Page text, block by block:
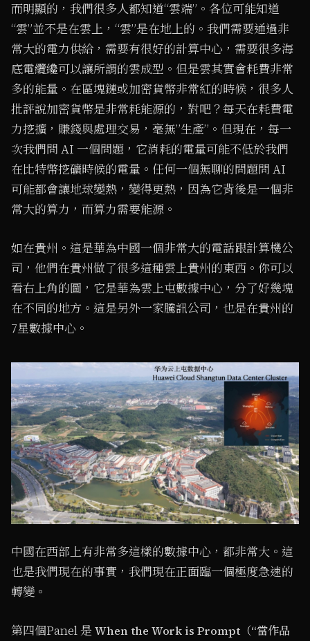
而明顯的，我們很多人都知道“雲端”。各位可能知道
“雲”並不是在雲上，“雲”是在地上的。我們需要通過非
常大的電力供給，需要有很好的計算中心，需要很多海
底電纜纔可以讓所謂的雲成型。但是雲其實會耗費非常
多的能量。在區塊鏈或加密貨幣非常紅的時候，很多人
批評說加密貨幣是非常耗能源的，對吧？每天在耗費電
力挖擴，賺錢與處理交易，毫無”生產”。但現在，每一
次我們問 AI 一個問題，它消耗的電量可能不低於我們
在比特幣挖礦時候的電量。任何一個無聊的問題問 AI
可能都會讓地球變熱，變得更熱，因為它背後是一個非
常大的算力，而算力需要能源。
如在貴州。這是華為中國一個非常大的電話跟計算機公
司，他們在貴州做了很多這種雲上貴州的東西。你可以
看右上角的圖，它是華為雲上屯數據中心，分了好幾塊
在不同的地方。這是另外一家騰訊公司，也是在貴州的
7星數據中心。
中國在西部上有非常多這樣的數據中心，都非常大。這
也是我們現在的事實，我們現在正面臨一個極度急速的
轉變。
第四個Panel 是 When the Work is Prompt（“當作品